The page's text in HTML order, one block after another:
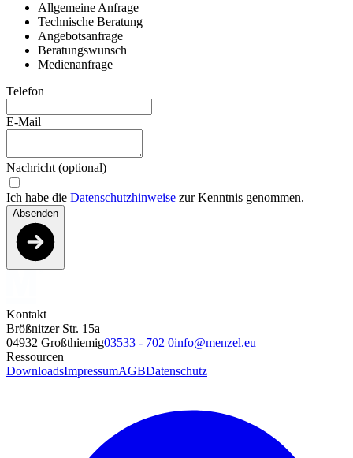
Allgemeine Anfrage
Technische Beratung
Angebotsanfrage
Beratungswunsch
Medienanfrage
Telefon
E-Mail
Nachricht (optional)
Ich habe die Datenschutzhinweise zur Kenntnis genommen.
Absenden
Kontakt
Brößnitzer Str. 15a
04932 Großthiemig03533 - 702 0info@menzel.eu
Ressourcen
DownloadsImpressumAGBDatenschutz